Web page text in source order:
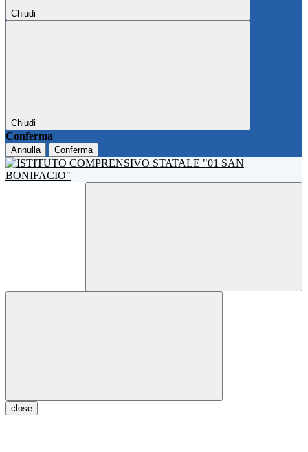
Chiudi
Chiudi
Conferma
Annulla Conferma
close